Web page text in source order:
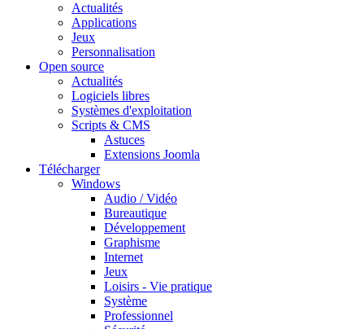
Actualités
Applications
Jeux
Personnalisation
Open source
Actualités
Logiciels libres
Systèmes d'exploitation
Scripts & CMS
Astuces
Extensions Joomla
Télécharger
Windows
Audio / Vidéo
Bureautique
Développement
Graphisme
Internet
Jeux
Loisirs - Vie pratique
Système
Professionnel